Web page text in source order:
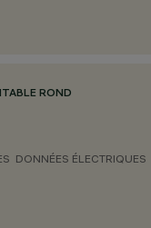
ROND
DONNÉES ÉLECTRIQUES